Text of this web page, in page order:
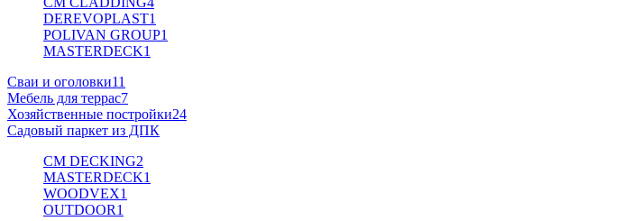
DEREVOPLAST1
POLIVAN GROUP1
MASTERDECK1
Сваи и оголовки11
Мебель для террас7
Хозяйственные постройки24
Садовый паркет из ДПК
CM DECKING2
MASTERDECK1
WOODVEX1
OUTDOOR1